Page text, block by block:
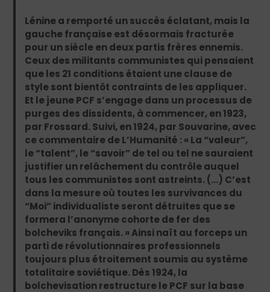
Lénine a remporté un succès éclatant, mais la
gauche française est désormais fracturée
pour un siècle en deux partis frères ennemis.
Ceux des militants communistes qui pensaient
que les 21 conditions étaient une clause de
style sont bientôt contraints de les appliquer.
Et le jeune PCF s’engage dans un processus de
purges des dissidents, à commencer, en 1923,
par Frossard. Suivi, en 1924, par Souvarine, avec
ce commentaire de L’Humanité : « La “valeur”,
le “talent”, le “savoir” de tel ou tel ne sauraient
justifier un relâchement du contrôle auquel
tous les communistes sont astreints. (…) C’est
dans la mesure où toutes les survivances du
“Moi” individualiste seront détruites que se
formera l’anonyme cohorte de fer des
bolcheviks français. » Ainsi naît au forceps un
parti de révolutionnaires professionnels
toujours plus étroitement soumis au système
totalitaire soviétique. Dès 1924, la
bolchevisation restructure le PCF sur la base